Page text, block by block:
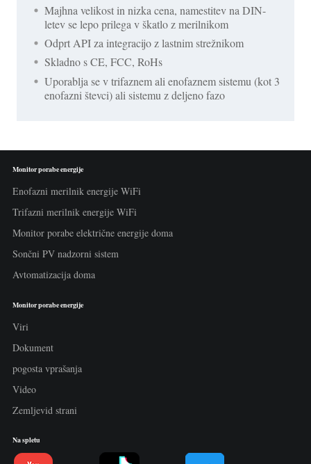
Majhna velikost in nizka cena, namestitev na DIN-
letev se lepo prilega v škatlo z merilnikom
Odprt API za integracijo z lastnim strežnikom
Skladno s CE, FCC, RoHs
Uporablja se v trifaznem ali enofaznem sistemu (kot 3
enofazni števci) ali sistemu z deljeno fazo
Monitor porabe energije
Enofazni merilnik energije WiFi
Trifazni merilnik energije WiFi
Monitor porabe električne energije doma
Sončni PV nadzorni sistem
Avtomatizacija doma
Monitor porabe energije
Viri
Dokument
pogosta vprašanja
Video
Zemljevid strani
Na spletu